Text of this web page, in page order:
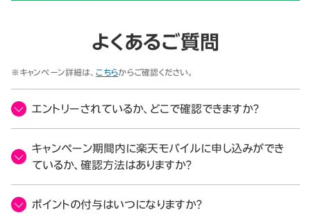
よくあるご質問
※キャンペーン詳細は、こちらからご確認ください。
エントリーされているか、どこで確認できますか？
キャンペーン期間内に楽天モバイルに申し込みができ
ているか、確認方法はありますか？
ポイントの付与はいつになりますか？